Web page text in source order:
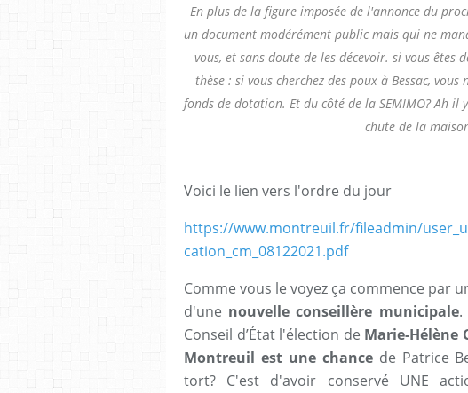
En plus de la figure imposée de l'annonce du
un document modérément public mais qui ne
vous, et sans doute de les décevoir. si vous êtes
thèse : si vous cherchez des poux à Bessac,
fonds de dotation. Et du côté de la SEMIMO? Ah
chute de la
Voici le lien vers l'ordre du jour
https://www.montreuil.fr/fileadmin/
cation_cm_08122021.pdf
Comme vous le voyez ça commence par
d'une nouvelle conseillère municipale.
Conseil d’État l'élection de Marie-Hélène
Montreuil est une chancede Patrice
tort? C'est d'avoir conservé UNE